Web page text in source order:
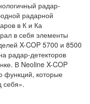
радар-
радарной
в К и Ка
в себя элементы
X-COP 5700 и 8500
радар-детекторов
В Neoline X-COP
функций, которые
себя».